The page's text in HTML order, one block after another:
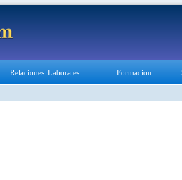
Relaciones Laborales Formacion